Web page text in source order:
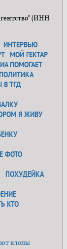
(ИНН
ИНТЕРВЬЮ
МОЙ ГЕКТАР
ПОМОГАЕТ
ПОЛИТИКА
В ТГД
Я ЖИВУ
ФОТО
ПОХУДЕЙКА
КТО
клопы